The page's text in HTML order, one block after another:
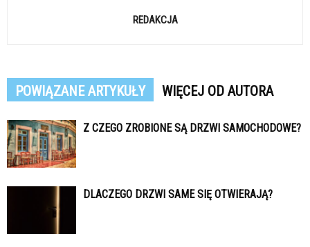
REDAKCJA
POWIĄZANE ARTYKUŁY WIĘCEJ OD AUTORA
Z CZEGO ZROBIONE SĄ DRZWI SAMOCHODOWE?
DLACZEGO DRZWI SAME SIĘ OTWIERAJĄ?